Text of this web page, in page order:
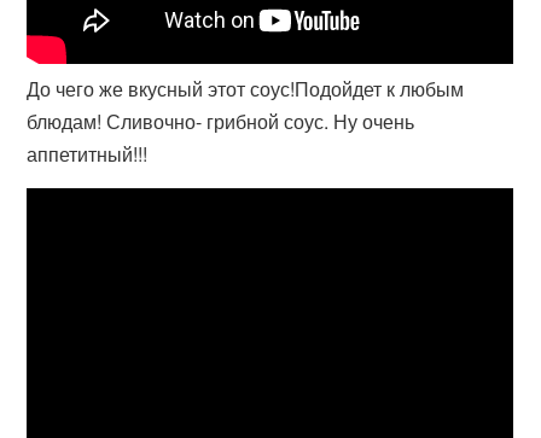
До чего же вкусный этот соус!Подойдет к любым
блюдам! Сливочно- грибной соус. Ну очень
аппетитный!!!